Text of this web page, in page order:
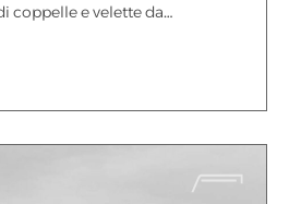
coppelle e velette da…